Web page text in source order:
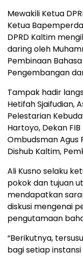
Mewakili Ketua
Ketua
DPRD Kaltim
daring oleh
Pembinaan
Pengembangan
Tampak hadir
Hetifah Sjaifudian,
Pelestarian
Hartoyo, Dekan
Ombudsman Agus
Dishub Kaltim,
Ali Kusno selaku
pokok dan tujuan
mendapatkan
diskusi mengenai
pengutamaan
“Berikutnya,
bagi setiap